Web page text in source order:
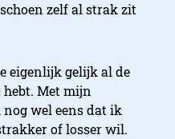
zelf al strak zit
eigenlijk gelijk al de
hebt. Met mijn
wel eens dat ik
of losser wil.